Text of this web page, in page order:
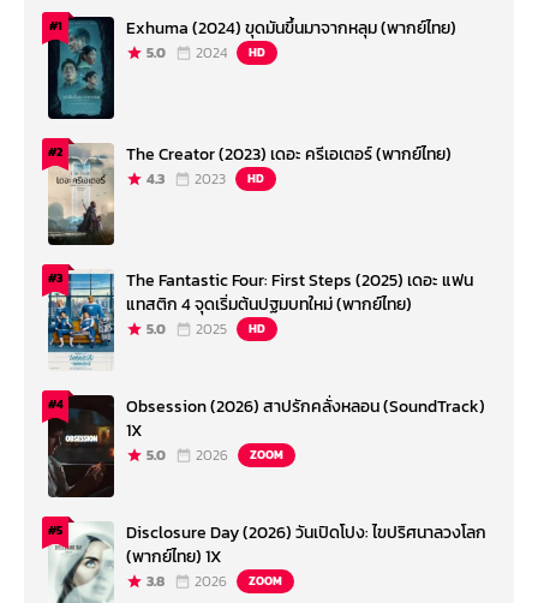
#1 Exhuma (2024) ขุดมันขึ้นมาจากหลุม (พากย์ไทย)
5.0 2024 HD
#2 The Creator (2023) เดอะ ครีเอเตอร์ (พากย์ไทย)
4.3 2023 HD
#3
The Fantastic Four: First Steps (2025) เดอะ แฟน
แทสติก 4 จุดเริ่มต้นปฐมบทใหม่ (พากย์ไทย)
5.0 2025 HD
#4
Obsession (2026) สาปรักคลั่งหลอน (SoundTrack)
1X
5.0 2026 ZOOM
#5
Disclosure Day (2026) วันเปิดโปง: ไขปริศนาลวงโลก
(พากย์ไทย) 1X
3.8 2026 ZOOM